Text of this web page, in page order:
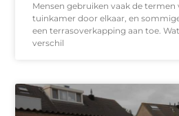
Mensen gebruiken vaak de termen
tuinkamer door elkaar, en
een terrasoverkapping aan toe.
verschil